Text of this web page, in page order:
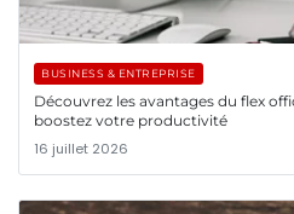
BUSINESS & ENTREPRISE
Découvrez les avantages du flex
boostez votre productivité
16 juillet 2026